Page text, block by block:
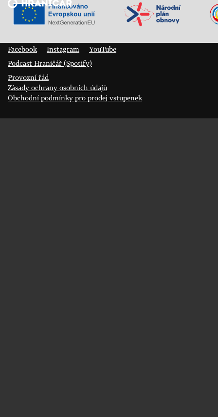
Veřejný sál Hraničář, spolek
Facebook
Instagram
YouTube
Podcast Hraničář (Spotify)
Provozní řád
Zásady ochrany osobních údajů
Obchodní podmínky pro prodej vstupenek